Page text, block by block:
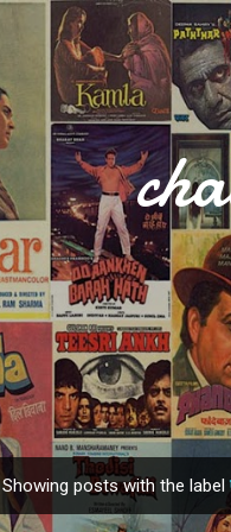
Showing posts with the label